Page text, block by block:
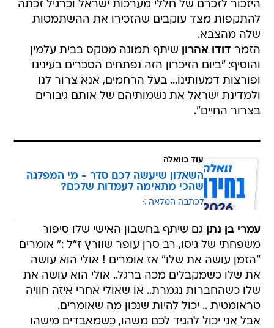
היזכור לזכרם של חללי מערכות ישראל וכרגיל זכתה
להתקפות מצד עוקבים שהזכירו את ההשתמטות
שלה מהצבא.
הזמר דודו אהרון שיתף תמונה מטקס בבית עלמין
והוסיף: "ביום הזיכרון הזה נפתחים הסכרים בעינינו
ופורצות דמעותינו... בעל הרחמים, אנא צרור לנו
ולמדינת ישראל את נשמותיהם של אותם גיבורים
בצרור החיים".
עוד בוואלה
השאלון שיעשה לכם סדר - מי המפלגה
שהכי מתאימה לעמדות שלכם?
לכתבה המלאה
עמרי בן נתן גם שיתף בחשבון האישי שלו סיפור
משפחתי של גיסו, רב סרן עופר שוורץ ז"ל :" אומרים
"הזמן עושה את שלו" אז אומרים ! אולי הוא עושה
את שלו כשמקבלים מכה ברגל.. אולי הוא עושה את
שלו כשהחברות נגמרת.. או שאולי אחרי איזה חוויה
טראומטית .. יכול להיות שנכון מה שאומרים.
אבל אני יכול להגיד לכם משהו, כשמאבדים מישהו